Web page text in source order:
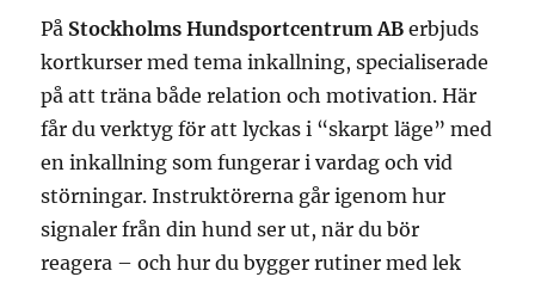
På Stockholms Hundsportcentrum AB erbjuds
kortkurser med tema inkallning, specialiserade
på att träna både relation och motivation. Här
får du verktyg för att lyckas i “skarpt läge” med
en inkallning som fungerar i vardag och vid
störningar. Instruktörerna går igenom hur
signaler från din hund ser ut, när du bör
reagera – och hur du bygger rutiner med lek